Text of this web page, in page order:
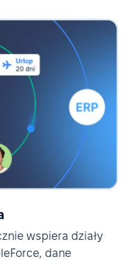
wspiera działy
dane